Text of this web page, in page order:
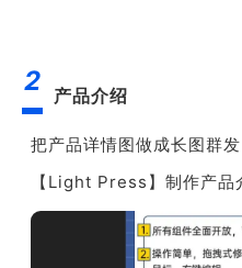
2 产品介绍
把产品详情图做成长图群
【Light Press】制作产品